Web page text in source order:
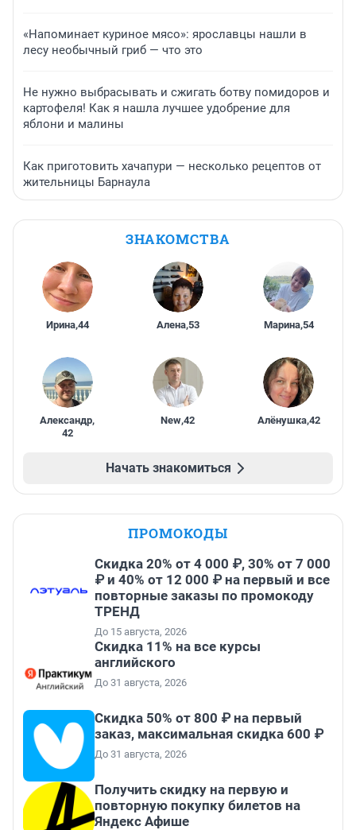
«Напоминает куриное мясо»: ярославцы нашли в
лесу необычный гриб — что это
Не нужно выбрасывать и сжигать ботву помидоров и
картофеля! Как я нашла лучшее удобрение для
яблони и малины
Как приготовить хачапури — несколько рецептов от
жительницы Барнаула
ЗНАКОМСТВА
Ирина,44 Алена,53 Марина,54
Александр,
42
New,42 Алёнушка,42
Начать знакомиться
ПРОМОКОДЫ
Скидка 20% от 4 000 ₽, 30% от 7 000
₽ и 40% от 12 000 ₽ на первый и все
повторные заказы по промокоду
ТРЕНД
До 15 августа, 2026
Скидка 11% на все курсы
английского
До 31 августа, 2026
Скидка 50% от 800 ₽ на первый
заказ, максимальная скидка 600 ₽
До 31 августа, 2026
Получить скидку на первую и
повторную покупку билетов на
Яндекс Афише